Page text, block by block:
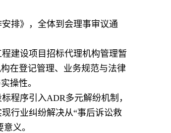
排》，全体到会理事审议通
建设项目招标代理机构管理暂
在登记管理、业务规范与法律
操性。
程序引入ADR多元解纷机制，
行业纠纷解决从“事后诉讼救
义。